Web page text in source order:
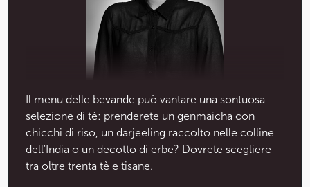
Il menu delle bevande può vantare una sontuosa
selezione di tè: prenderete un genmaicha con
chicchi di riso, un darjeeling raccolto nelle colline
dell'India o un decotto di erbe? Dovrete scegliere
tra oltre trenta tè e tisane.